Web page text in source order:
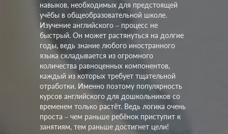
навыков, необходимых для предстоящей
учёбы в общеобразовательной школе.
Изучение английского – процесс не
быстрый. Он может растянуться на долгие
годы, ведь знание любого иностранного
языка складывается из огромного
количества равноценных компонентов,
каждый из которых требует тщательной
отработки. Именно поэтому популярность
курсов английского для дошкольников со
временем только растёт. Ведь логика очень
проста – чем раньше ребёнок приступит к
занятиям, тем раньше достигнет цели!